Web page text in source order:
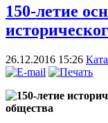
150-летие
26.12.2016 15:26